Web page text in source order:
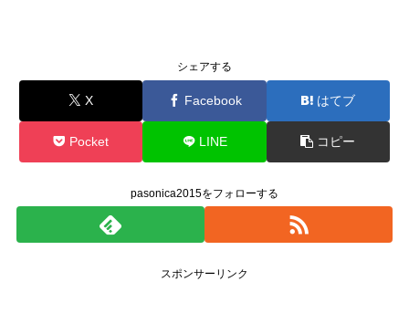
シェアする
X Facebook はてブ
Pocket LINE コピー
pasonica2015をフォローする
スポンサーリンク